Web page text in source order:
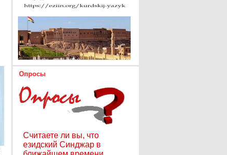
Опросы
Считаете ли вы, что
езидский Синджар в